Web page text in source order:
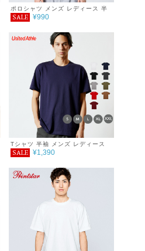
ポロシャツ メンズ レディース 半
袖 ドライポロシャツ(ポケット付)
SALE ¥990
Tシャツ 半袖 メンズ レディース
無地 オーセンティック スーパーヘ
おしゃれ 重ね着 春 夏 秋 7.1oz
SALE ¥1,390